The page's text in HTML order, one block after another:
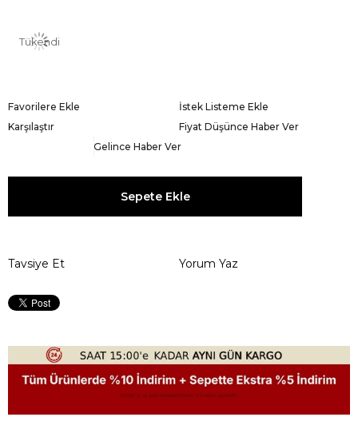
Tükendi
Favorilere Ekle
İstek Listeme Ekle
Karşılaştır
Fiyat Düşünce Haber Ver
Gelince Haber Ver
Tavsiye Et Yorum Yaz